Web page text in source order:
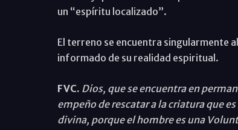
un “espíritu localizado”.
El terreno se encuentra singularmente
informado de su realidad espiritual.
FVC. Dios, que se encuentra en
empeño de rescatar a la criatura que
divina, porque el hombre es una